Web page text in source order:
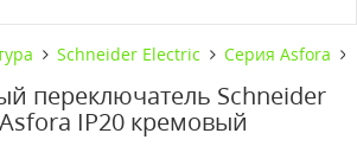
Schneider Electric Серия Asfora
переключатель Schneider
IP20 кремовый